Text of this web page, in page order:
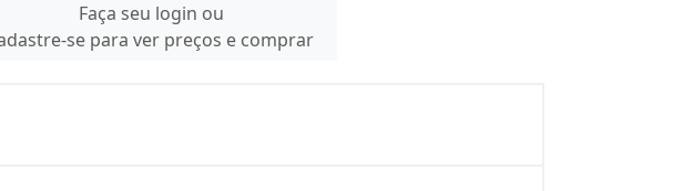
Faça seu login ou
se para ver preços e comprar